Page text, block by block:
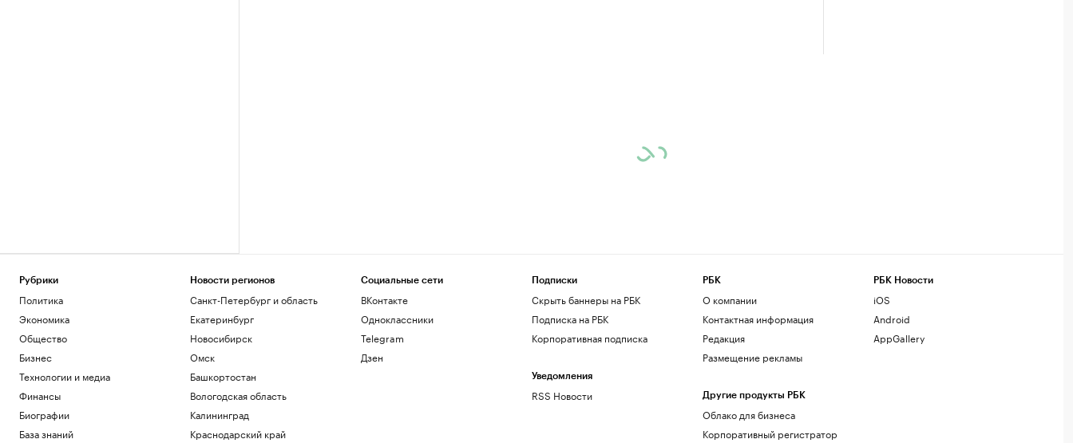
Рубрики
Политика
Экономика
Общество
Бизнес
Технологии и медиа
Финансы
Биографии
База знаний
Новости регионов
Санкт-Петербург и область
Екатеринбург
Новосибирск
Омск
Башкортостан
Вологодская область
Калининград
Краснодарский край
Социальные сети
ВКонтакте
Одноклассники
Telegram
Дзен
Подписки
Скрыть баннеры на РБК
Подписка на РБК
Корпоративная подписка
Уведомления
RSS Новости
РБК
О компании
Контактная информация
Редакция
Размещение рекламы
Другие продукты РБК
Облако для бизнеса
Корпоративный регистратор
РБК Новости
iOS
Android
AppGallery